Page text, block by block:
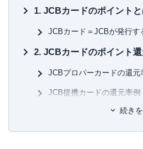
活動紹介：ＵＨＢテレビ Ｕ型ワイ
「株主優待について」「今年の金
イチオシ！「おかねのミカタ」、
社）
JCBカードのポイントと
JCBカード＝JCBが発行す
JCBカードのポイント
JCBプロパーカードの還元
JCB提携カードの還元率例
ポイント高還元となる
ポイント交換先一覧
続き